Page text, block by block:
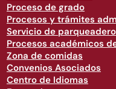
Proceso de grado
Procesos y trámites
Servicio de parqueadero
Procesos académicos
Zona de comidas
Convenios Asociados
Centro de Idiomas